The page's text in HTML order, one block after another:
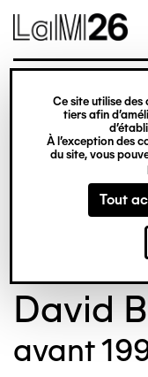
Gestion des
Ce site utilise des
tiers afin
À l’exception des
du site, vous
Tout
contenu
© Crédit photo :
David
avant